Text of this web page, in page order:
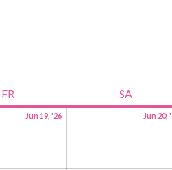
FR SA
Jun 19, '26 Jun 20,